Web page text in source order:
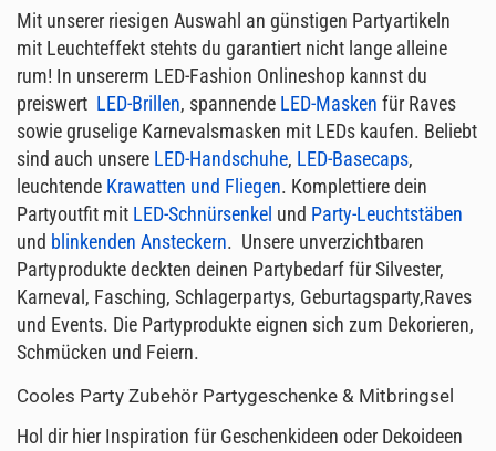
Mit unserer riesigen Auswahl an günstigen Partyartikeln
mit Leuchteffekt stehts du garantiert nicht lange alleine
rum! In unsererm LED-Fashion Onlineshop kannst du
preiswert LED-Brillen, spannende LED-Masken für Raves
sowie gruselige Karnevalsmasken mit LEDs kaufen. Beliebt
sind auch unsere LED-Handschuhe, LED-Basecaps,
leuchtende Krawatten und Fliegen. Komplettiere dein
Partyoutfit mit LED-Schnürsenkel und Party-Leuchtstäben
und blinkenden Ansteckern. Unsere unverzichtbaren
Partyprodukte deckten deinen Partybedarf für Silvester,
Karneval, Fasching, Schlagerpartys, Geburtagsparty,Raves
und Events. Die Partyprodukte eignen sich zum Dekorieren,
Schmücken und Feiern.
Cooles Party Zubehör Partygeschenke & Mitbringsel
Hol dir hier Inspiration für Geschenkideen oder Dekoideen